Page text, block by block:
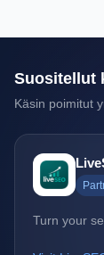
Suositellut
Käsin poimitut
Turn your